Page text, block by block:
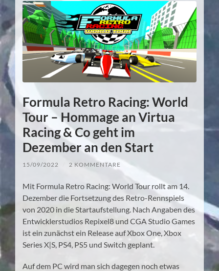
Formula Retro Racing: World
Tour – Hommage an Virtua
Racing & Co geht im
Dezember an den Start
15/09/2022 2 KOMMENTARE
Mit Formula Retro Racing: World Tour rollt am 14.
Dezember die Fortsetzung des Retro-Rennspiels
von 2020 in die Startaufstellung. Nach Angaben des
Entwicklerstudios Repixel8 und CGA Studio Games
ist ein zunächst ein Release auf Xbox One, Xbox
Series X|S, PS4, PS5 und Switch geplant.
Auf dem PC wird man sich dagegen noch etwas